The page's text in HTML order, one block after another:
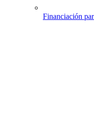
Financiación